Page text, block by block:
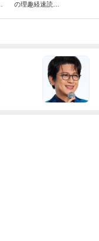
の理趣経速読回